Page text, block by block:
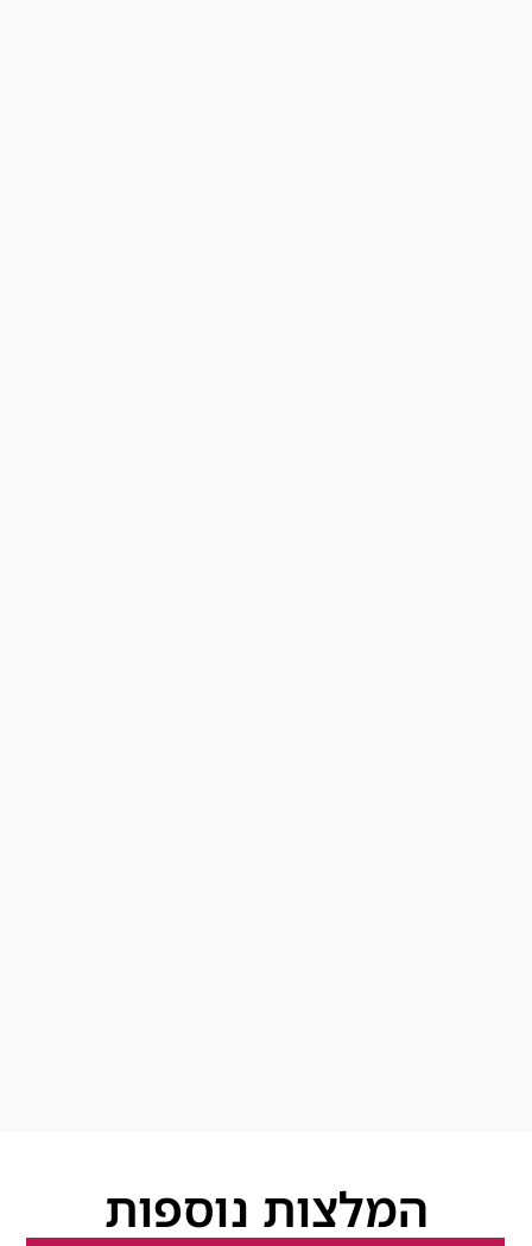
המלצות נוספות